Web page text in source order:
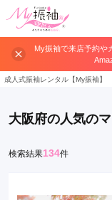
My振袖で来店予約や
成人式振袖レンタル【My振袖】
大阪府の人気の
検索結果134件